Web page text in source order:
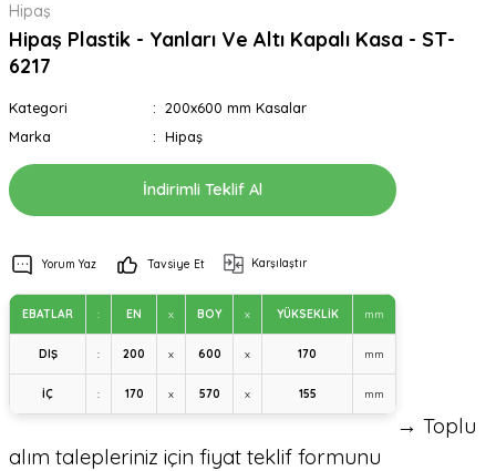
Hipaş
Hipaş Plastik - Yanları Ve Altı Kapalı Kasa - ST-
6217
Kategori
200x600 mm Kasalar
Marka
Hipaş
İndirimli Teklif Al
Yorum Yaz Tavsiye Et Karşılaştır
EBATLAR : EN x BOY x YÜKSEKLİK mm
DIŞ : 200 x 600 x 170 mm
İÇ : 170 x 570 x 155 mm
→ Toplu
alım talepleriniz için fiyat teklif formunu